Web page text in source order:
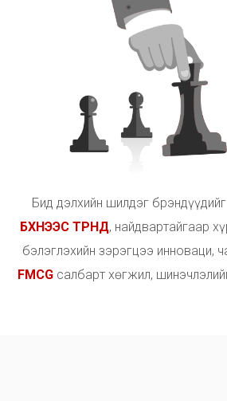
Бид дэлхийн шилдэг брэндүүдийг
БХНЭЭС ТРНД, найдвартайгаар хү
бэлэглэхийн зэрэгцээ инноваци, ч
FMCG салбарт хөгжил, шинэчлэлий